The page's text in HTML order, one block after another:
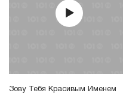
Зову Тебя Красивым Именем